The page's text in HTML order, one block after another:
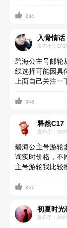
的绝佳之地。泳
空间。碧海公主
定能留下美好回
关注一下。
 234
入骨情话
发布于：
碧海公主号邮轮
线选择可能因具
上面自己关注
要参考运营安排
常吸引人。水
全面放松。星
海韵阁中餐厅则
需求。整体而言
一场难忘的奢华
 348
释然C17
发布于：
碧海公主号游轮
询实时价格，不
主号游轮我比较
梦想号邮轮了。
海公主号的大堂
溢着欧洲文化精
 357
初夏时光
发布于：